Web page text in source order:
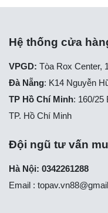
Hệ thống cửa
VPGD: Tòa Rox Center,
Đà Nẵng: K14 Nguyễn
TP Hồ Chí Minh: 160/25
TP. Hồ Chí Minh
Đội ngũ tư vấn
Hà Nội: 0342261288
Email :